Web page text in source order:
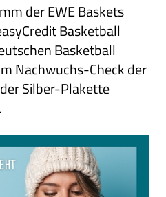
der EWE Baskets
Basketball
Basketball
Nachwuchs-Check der
Silber-Plakette